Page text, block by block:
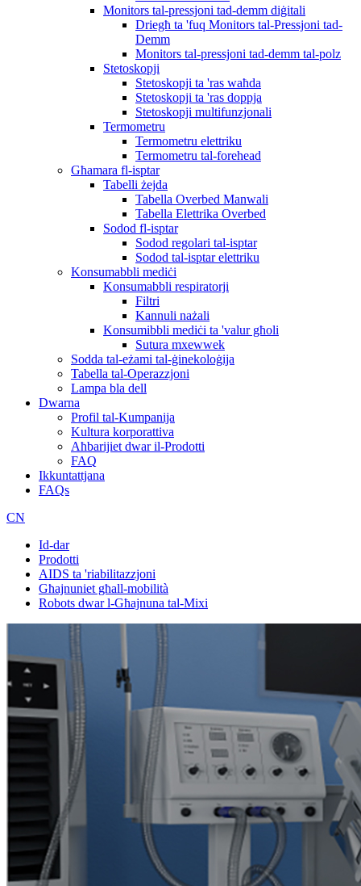
Monitors tal-pressjoni tad-demm diġitali
Driegħ ta 'fuq Monitors tal-Pressjoni tad-
Demm
Monitors tal-pressjoni tad-demm tal-polz
Stetoskopji
Stetoskopji ta 'ras waħda
Stetoskopji ta 'ras doppja
Stetoskopji multifunzjonali
Termometru
Termometru elettriku
Termometru tal-forehead
Għamara fl-isptar
Tabelli żejda
Tabella Overbed Manwali
Tabella Elettrika Overbed
Sodod fl-isptar
Sodod regolari tal-isptar
Sodod tal-isptar elettriku
Konsumabbli mediċi
Konsumabbli respiratorji
Filtri
Kannuli nażali
Konsumibbli mediċi ta 'valur għoli
Sutura mxewwek
Sodda tal-eżami tal-ġinekoloġija
Tabella tal-Operazzjoni
Lampa bla dell
Dwarna
Profil tal-Kumpanija
Kultura korporattiva
Aħbarijiet dwar il-Prodotti
FAQ
Ikkuntattjana
FAQs
CN
Id-dar
Prodotti
AIDS ta 'riabilitazzjoni
Għajnuniet għall-mobilità
Robots dwar l-Għajnuna tal-Mixi